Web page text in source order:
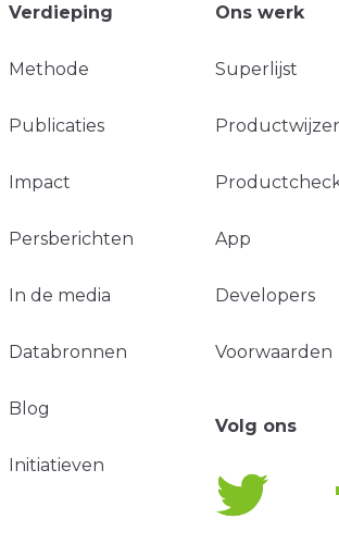
Verdieping
Methode
Publicaties
Impact
Persberichten
In de media
Databronnen
Blog
Initiatieven
Ons werk
Superlijst
App
Developers
Voorwaarden
Volg ons